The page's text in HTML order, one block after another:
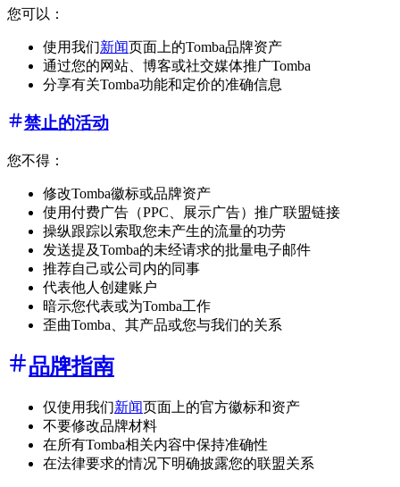
您可以：
使用我们新闻页面上的Tomba品牌资产
通过您的网站、博客或社交媒体推广Tomba
分享有关Tomba功能和定价的准确信息
禁止的活动
您不得：
修改Tomba徽标或品牌资产
使用付费广告（PPC、展示广告）推广联盟链接
操纵跟踪以索取您未产生的流量的功劳
发送提及Tomba的未经请求的批量电子邮件
推荐自己或公司内的同事
代表他人创建账户
暗示您代表或为Tomba工作
歪曲Tomba、其产品或您与我们的关系
品牌指南
仅使用我们新闻页面上的官方徽标和资产
不要修改品牌材料
在所有Tomba相关内容中保持准确性
在法律要求的情况下明确披露您的联盟关系